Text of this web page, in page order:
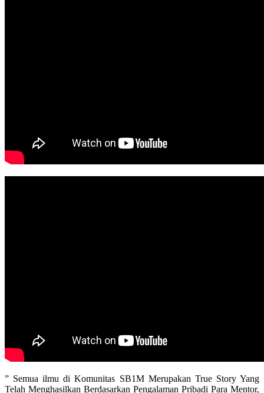
” Semua ilmu di Komunitas SB1M Merupakan True Story Yang
Telah Menghasilkan Berdasarkan Pengalaman Pribadi Para Mentor,